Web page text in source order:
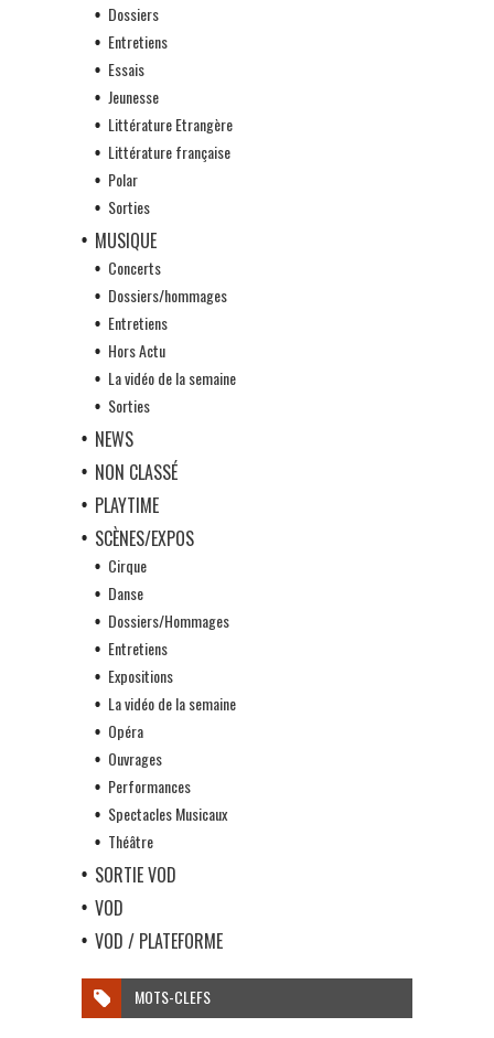
Dossiers
Entretiens
Essais
Jeunesse
Littérature Etrangère
Littérature française
Polar
Sorties
MUSIQUE
Concerts
Dossiers/hommages
Entretiens
Hors Actu
La vidéo de la semaine
Sorties
NEWS
NON CLASSÉ
PLAYTIME
SCÈNES/EXPOS
Cirque
Danse
Dossiers/Hommages
Entretiens
Expositions
La vidéo de la semaine
Opéra
Ouvrages
Performances
Spectacles Musicaux
Théâtre
SORTIE VOD
VOD
VOD / PLATEFORME
MOTS-CLEFS